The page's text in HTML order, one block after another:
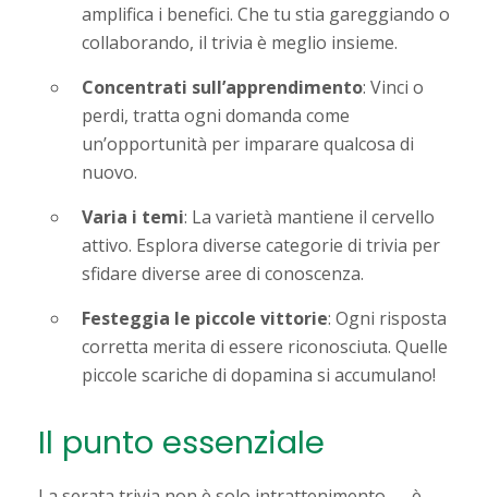
amplifica i benefici. Che tu stia gareggiando o
collaborando, il trivia è meglio insieme.
Concentrati sull’apprendimento: Vinci o
perdi, tratta ogni domanda come
un’opportunità per imparare qualcosa di
nuovo.
Varia i temi: La varietà mantiene il cervello
attivo. Esplora diverse categorie di trivia per
sfidare diverse aree di conoscenza.
Festeggia le piccole vittorie: Ogni risposta
corretta merita di essere riconosciuta. Quelle
piccole scariche di dopamina si accumulano!
Il punto essenziale